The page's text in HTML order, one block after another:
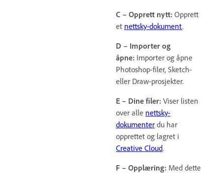
C – Opprett nytt: Opprett
et nettsky-dokument.
D – Importer og
åpne: Importer og åpne
Photoshop-filer, Sketch-
eller Draw-prosjekter.
E – Dine filer: Viser listen
over alle nettsky-
dokumenter du har
opprettet og lagret i
Creative Cloud.
F – Opplæring: Med dette